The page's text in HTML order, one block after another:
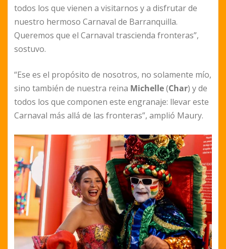
todos los que vienen a visitarnos y a disfrutar de
nuestro hermoso Carnaval de Barranquilla.
Queremos que el Carnaval trascienda fronteras”,
sostuvo.
“Ese es el propósito de nosotros, no solamente mío,
sino también de nuestra reina Michelle(Char) y de
todos los que componen este engranaje: llevar este
Carnaval más allá de las fronteras”, amplió Maury.